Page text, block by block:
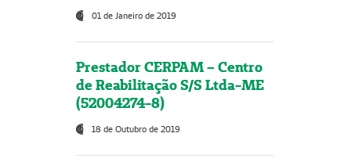
01 de Janeiro de 2019
Prestador CERPAM – Centro
de Reabilitação S/S Ltda-ME
(52004274-8)
18 de Outubro de 2019